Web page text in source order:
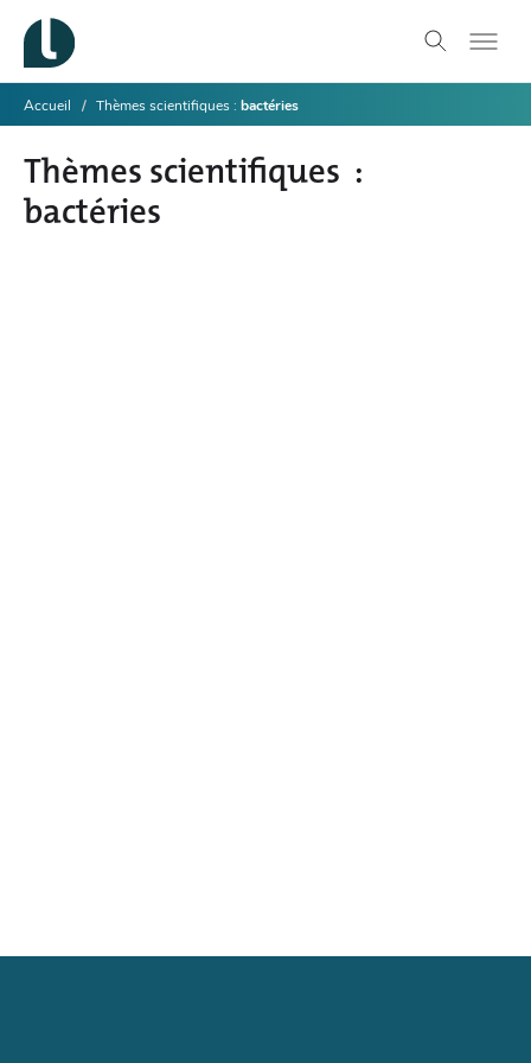
Accueil Thèmes scientifiques bactéries
Thèmes scientifiques
bactéries